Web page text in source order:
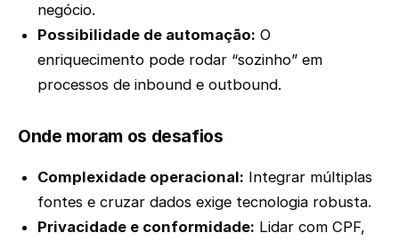
negócio.
Possibilidade de automação: O
enriquecimento pode rodar “sozinho” em
processos de inbound e outbound.
Onde moram os desafios
Complexidade operacional: Integrar múltiplas
fontes e cruzar dados exige tecnologia robusta.
Privacidade e conformidade: Lidar com CPF,